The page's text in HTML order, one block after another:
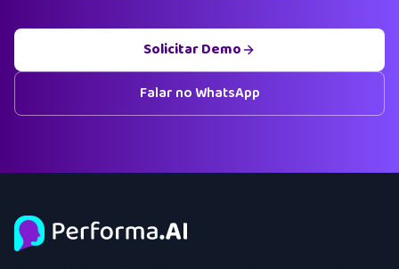
Solicitar Demo
Falar no WhatsApp